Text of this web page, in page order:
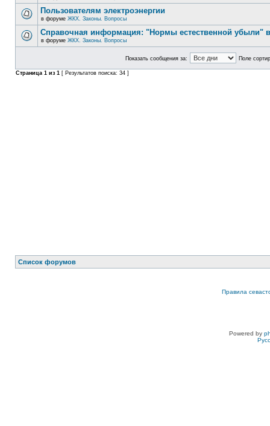
Пользователям электроэнергии
в форуме ЖКХ. Законы. Вопросы
Справочная информация: "Нормы естественной убыли"
в форуме ЖКХ. Законы. Вопросы
Показать сообщения за: Поле
Страница 1 из 1 [ Результатов поиска: 34 ]
Список форумов
Правила
Powered by